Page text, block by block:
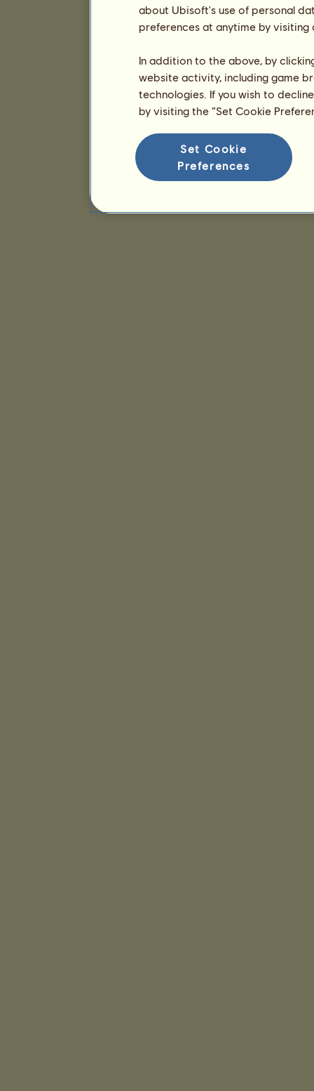
about Ubisoft's use of personal
preferences at anytime by
In addition to the above, by
website activity, including game
technologies. If you wish to
by visiting the “Set Cookie
Set Cookie
Preferences